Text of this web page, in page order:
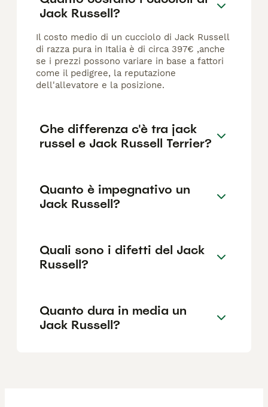
Jack Russell?
Il costo medio di un cucciolo di Jack Russell
di razza pura in Italia è di circa 397€ ,anche
se i prezzi possono variare in base a fattori
come il pedigree, la reputazione
dell'allevatore e la posizione.
Che differenza c'è tra jack
russel e Jack Russell Terrier?
Quanto è impegnativo un
Jack Russell?
Quali sono i difetti del Jack
Russell?
Quanto dura in media un
Jack Russell?